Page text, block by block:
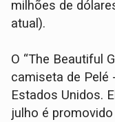
milhões de
atual).
O “The Beautiful
camiseta de Pelé
Estados Unidos.
julho é